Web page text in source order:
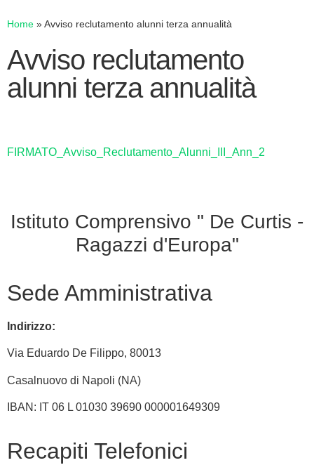
Home » Avviso reclutamento alunni terza annualità
Avviso reclutamento
alunni terza annualità
FIRMATO_Avviso_Reclutamento_Alunni_III_Ann_2
Istituto Comprensivo " De Curtis -
Ragazzi d'Europa"
Sede Amministrativa
Indirizzo:
Via Eduardo De Filippo, 80013
Casalnuovo di Napoli (NA)
IBAN: IT 06 L 01030 39690 000001649309
Recapiti Telefonici